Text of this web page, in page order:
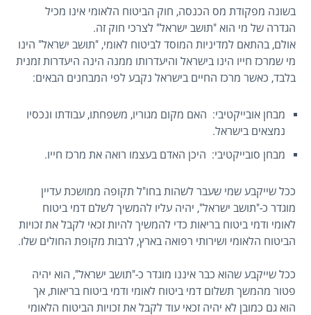
בשונה מפקודת מס הכנסה, חוק הביטוח הלאומי אינו מכיל
הגדרה של מי הוא "תושב ישראל" לצרכי חוק זה.
אולם, בהתאם למדיניות המוסד לביטוח לאומי, "תושב ישראל" הינו
מי שמרכז חייו הינו בישראל והיעדרותו ממנה הינה היעדרות זמנית
בלבד, כאשר מרכז החיים בישראל נקבע לפי המבחנים הבאים:
מבחן אובייקטיבי: האם מקום מגוריו, משפחתו, עבודתו ונכסיו
נמצאים בישראל.
מבחן סובייקטיבי: היכן האדם בעצמו רואה את מרכז חייו.
ככל שייקבע שמי שעבר לשהות בחו"ל תקופה ממושכת עדיין
מוגדר כ-"תושב ישראל", יהיה עליו להמשיך לשלם דמי ביטוח
לאומי ודמי ביטוח בריאות כדי להמשיך להיות זכאי לקבל את זכויות
הביטוח הלאומי ושירותי רפואה בארץ, לרבות מקופת החולים שלו.
ככל שייקבע שהוא כבר איננו מוגדר כ-"תושב ישראל", הוא יהיה
פטור מהמשך תשלום דמי ביטוח לאומי ודמי ביטוח בריאות, אך
הוא גם כמובן לא יהיה זכאי עוד לקבל את זכויות הביטוח הלאומי